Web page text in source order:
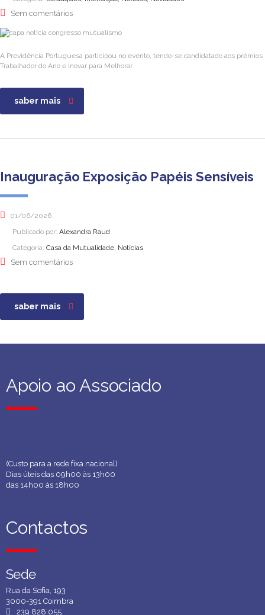
Sem comentários
A Previdência Portuguesa participou no evento, tendo-se candidatado aos prémios
Trabalhador do Ano e Inovar para Melhorar.
saber mais
Inauguração Exposição Papéis Sensíveis
01/06/2026
Publicado por: Alexandra Raud
Categoria: Casa da Mutualidade, Notícias
Sem comentários
saber mais
Apoio ao Associado
Apoio ao Associado
(Custo para a rede fixa nacional)
Dias úteis das 09h00 às 13h00
das 14h00 às 18h00
Contactos
Contactos
Sede
Sede
Rua da Sofia, 193
3000-391 Coimbra
239 828 055